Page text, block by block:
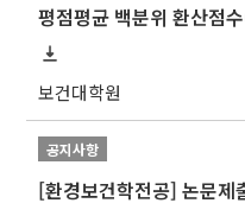
평점평균 백분위 환산점
보건대학원
공지사항
[환경보건학전공] 논문제